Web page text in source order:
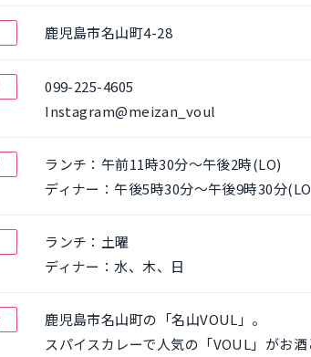
鹿児島市名山町4-28
099-225-4605
Instagram@meizan_voul
ランチ：午前11時30分～午後2時(LO)
ディナー：午後5時30分～午後9時30分
ランチ：土曜
ディナー：水、木、日
鹿児島市名山町の「名山VOUL」。
スパイスカレーで人気の「VOUL」がお